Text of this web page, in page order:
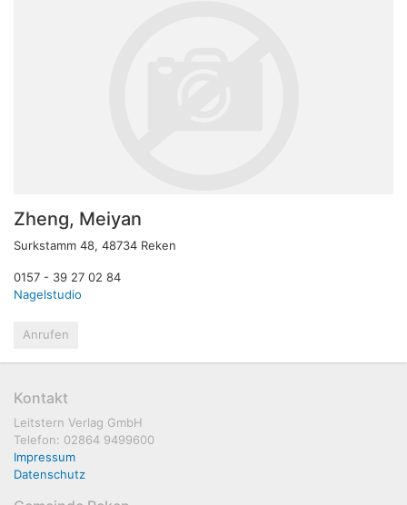
Zheng, Meiyan
Surkstamm 48, 48734 Reken
0157 - 39 27 02 84
Nagelstudio
Anrufen
Kontakt
Leitstern Verlag GmbH
Telefon: 02864 9499600
Impressum
Datenschutz